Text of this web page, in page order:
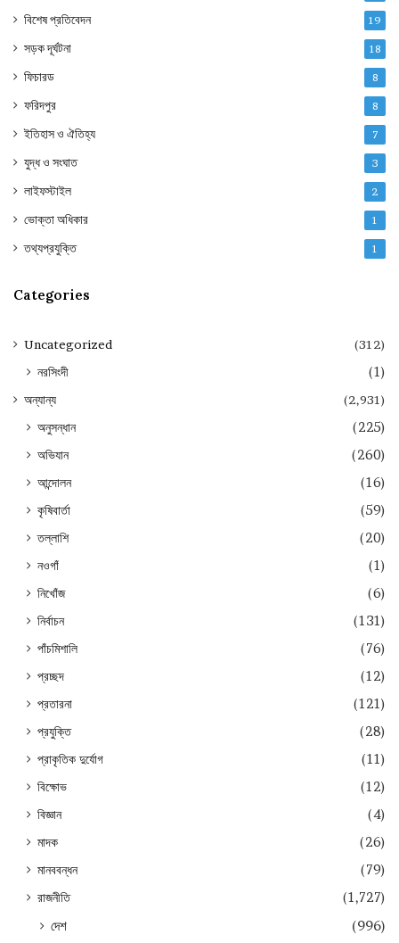
বিশেষ প্রতিবেদন 19
সড়ক দূর্ঘটনা 18
ফিচারড 8
ফরিদপুর 8
ইতিহাস ও ঐতিহ্য 7
যুদ্ধ ও সংঘাত 3
লাইফস্টাইল 2
ভোক্তা অধিকার 1
তথ্যপ্রযুক্তি 1
Categories
Uncategorized (312)
নরসিংদী (1)
অন্যান্য (2,931)
অনুসন্ধান
(225)
অভিযান
(260)
আন্দোলন
(16)
কৃষিবার্তা
(59)
তল্লাশি
(20)
নওগাঁ
(1)
নিখোঁজ
(6)
নির্বাচন
(131)
পাঁচমিশালি
(76)
প্রচ্ছদ
(12)
প্রতারনা
(121)
প্রযুক্তি
(28)
প্রাকৃতিক দুর্যোগ
(11)
বিক্ষোভ
(12)
বিজ্ঞান
(4)
মাদক
(26)
মানববন্ধন
(79)
রাজনীতি
(1,727)
দেশ
(996)